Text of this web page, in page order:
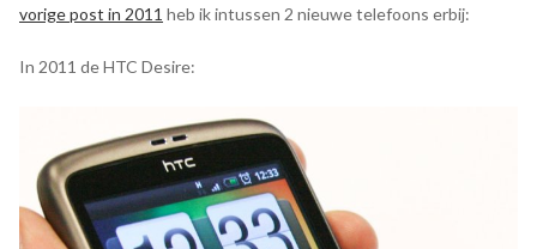
vorige post in 2011 heb ik intussen 2 nieuwe telefoons erbij:
In 2011 de HTC Desire: